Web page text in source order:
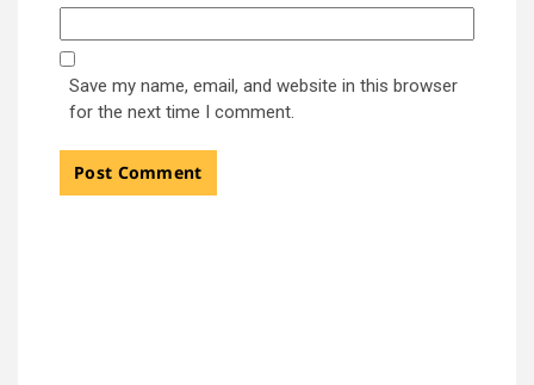
Save my name, email, and website in this browser
for the next time I comment.